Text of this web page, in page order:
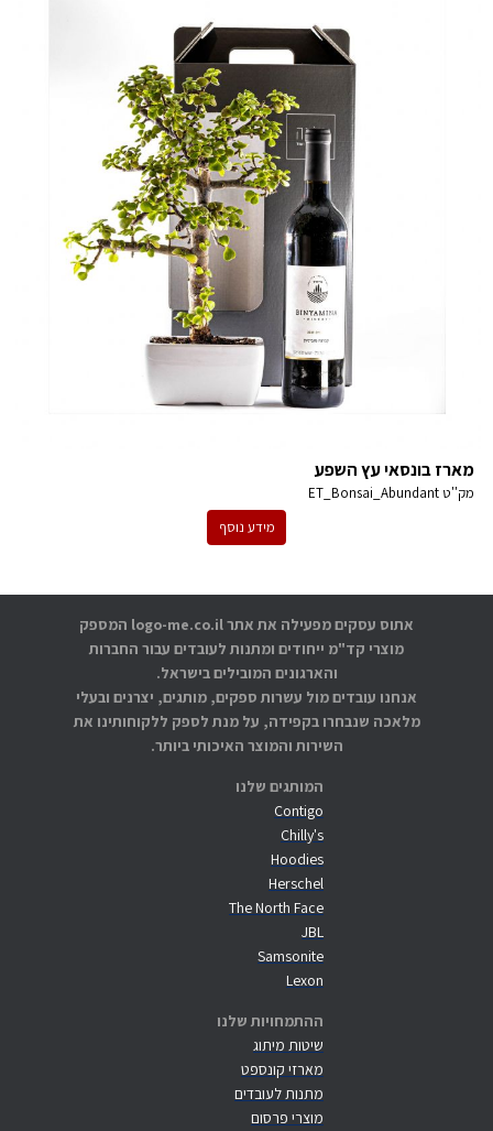
מארז בונסאי עץ השפע
מק''טET_Bonsai_Abundant
מידע נוסף
המותגים שלנו
Contigo
Chilly's
Hoodies
Herschel
The North Face
JBL
Samsonite
Lexon
ההתמחויות שלנו
שיטות מיתוג
מארזי קונספט
מתנות לעובדים
מוצרי פרסום
אתוס עסקים מפעילה את אתר logo-me.co.il המספק
מוצרי קד"מ ייחודים ומתנות לעובדים עבור החברות
והארגונים המובילים בישראל.
אנחנו עובדים מול עשרות ספקים, מותגים, יצרנים ובעלי
מלאכה שנבחרו בקפידה, על מנת לספק ללקוחותינו את
השירות והמוצר האיכותי ביותר.